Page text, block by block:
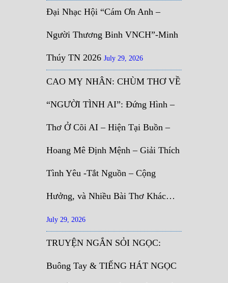
Đại Nhạc Hội “Cám Ơn Anh –
Người Thương Binh VNCH”-Minh
Thúy TN 2026 July 29, 2026
CAO MỴ NHÂN: CHÙM THƠ VỀ
“NGƯỜI TÌNH AI”: Đứng Hình –
Thơ Ở Cõi AI – Hiện Tại Buồn –
Hoang Mê Định Mệnh – Giải Thích
Tình Yêu -Tắt Nguồn – Cộng
Hưởng, và Nhiều Bài Thơ Khác…
July 29, 2026
TRUYỆN NGẮN SỎI NGỌC:
Buông Tay & TIẾNG HÁT NGỌC